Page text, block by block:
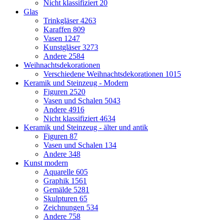
Nicht klassifiziert 20
Glas
Trinkgläser4263
Karaffen 809
Vasen 1247
Kunstgläser3273
Andere 2584
Weihnachtsdekorationen
Verschiedene Weihnachtsdekorationen 1015
Keramik und Steinzeug - Modern
Figuren 2520
Vasen und Schalen 5043
Andere 4916
Nicht klassifiziert 4634
Keramik und Steinzeug - älter und antik
Figuren 87
Vasen und Schalen 134
Andere 348
Kunst modern
Aquarelle 605
Graphik 1561
Gemälde 5281
Skulpturen 65
Zeichnungen 534
Andere 758